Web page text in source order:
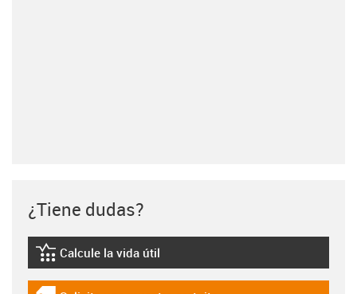
¿Tiene dudas?
igus-icon-lebensdauerrechner
Calcule la vida útil